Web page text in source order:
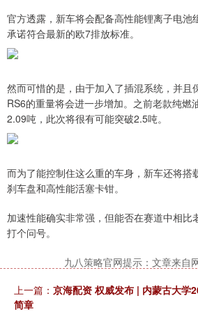
官方透露，新车将会配备高性能锂离子电池
承诺符合最新的欧7排放标准。
然而可惜的是，由于加入了插混系统，并且
RS6的重量将会进一步增加。之前老款纯燃
2.09吨，此次将很有可能突破2.5吨。
而为了能控制住这么重的车身，新车还将搭
刹车盘和高性能活塞卡钳。
加速性能确实非常强，但能否在赛道中相比
打个问号。
九八策略官网提示：文章来自
上一篇： 京海配资 权威发布 | 内蒙古大学
简章